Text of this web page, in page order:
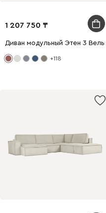
1 207 750
Диван модульный Этен 3
+118